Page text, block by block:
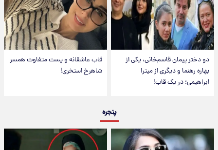
دو دختر پیمان قاسم‌خانی، یکی از
بهاره رهنما و دیگری از میترا
ابراهیمی؛ در یک قاب!
قاب عاشقانه و پست متفاوت همسر
شاهرخ استخری!
پنجره